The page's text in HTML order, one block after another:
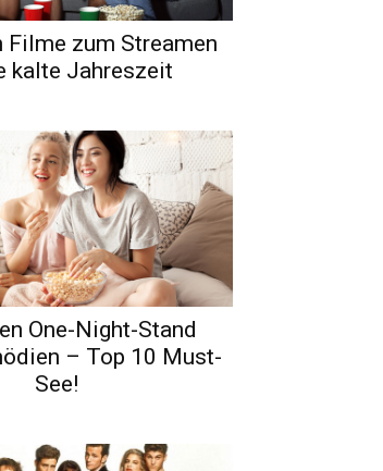
Filme zum Streamen
kalte Jahreszeit
One-Night-Stand
– Top 10 Must-
See!